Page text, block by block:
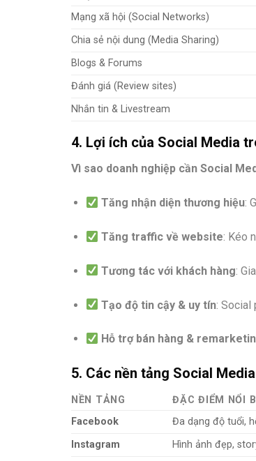
Mạng xã hội (Social Networks)
Chia sẻ nội dung (Media Sharing)
Blogs & Forums
Đánh giá (Review sites)
Nhắn tin & Livestream
4. Lợi ích của Social Media
Vì sao doanh nghiệp cần Social
Tăng nhận diện thương hiệu:
Tăng traffic về website: Kéo
Tương tác với khách hàng:
Tạo độ tin cậy & uy tín: Social
Hỗ trợ bán hàng &
5. Các nền tảng Social
NỀN TẢNG ĐẶC ĐIỂM NỔI
Facebook
Đa dạng độ tuổi,
Instagram
Hình ảnh đẹp,